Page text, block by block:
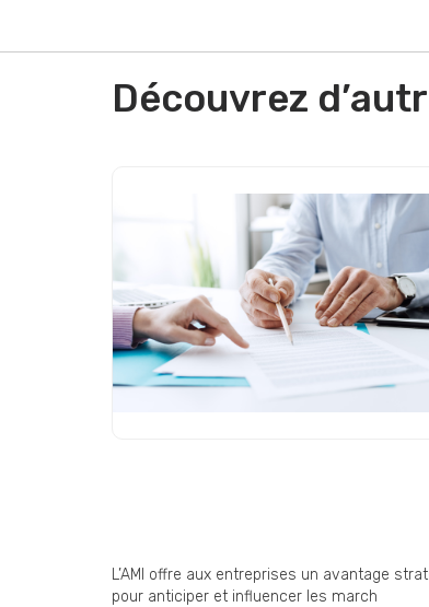
Découvrez
L’AMI offre aux entreprises un avantage
pour anticiper et influencer les march